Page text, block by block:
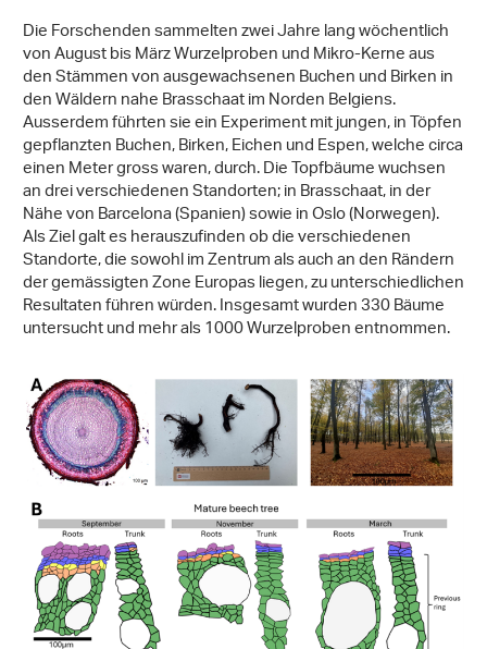
Die Forschenden sammelten zwei Jahre lang wöchentlich
von August bis März Wurzelproben und Mikro-Kerne aus
den Stämmen von ausgewachsenen Buchen und Birken in
den Wäldern nahe Brasschaat im Norden Belgiens.
Ausserdem führten sie ein Experiment mit jungen, in Töpfen
gepflanzten Buchen, Birken, Eichen und Espen, welche circa
einen Meter gross waren, durch. Die Topfbäume wuchsen
an drei verschiedenen Standorten; in Brasschaat, in der
Nähe von Barcelona (Spanien) sowie in Oslo (Norwegen).
Als Ziel galt es herauszufinden ob die verschiedenen
Standorte, die sowohl im Zentrum als auch an den Rändern
der gemässigten Zone Europas liegen, zu unterschiedlichen
Resultaten führen würden. Insgesamt wurden 330 Bäume
untersucht und mehr als 1000 Wurzelproben entnommen.